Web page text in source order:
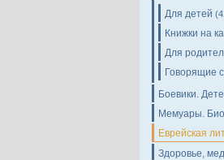
Для детей
Книжки на
Для
Говорящие
Боевики.
Мемуары.
Еврейская
Здоровье,